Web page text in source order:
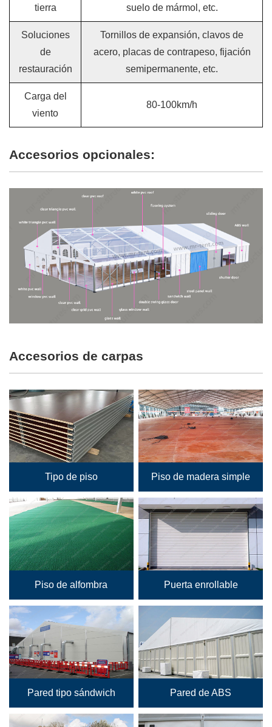
tierra
suelo de mármol, etc.
Soluciones
de
restauración
Tornillos de expansión, clavos de
acero, placas de contrapeso, fijación
semipermanente, etc.
Carga del
viento
80-100km/h
Accesorios opcionales:
Accesorios de carpas
Tipo de piso Piso de madera simple
Piso de alfombra Puerta enrollable
Pared tipo sándwich Pared de ABS